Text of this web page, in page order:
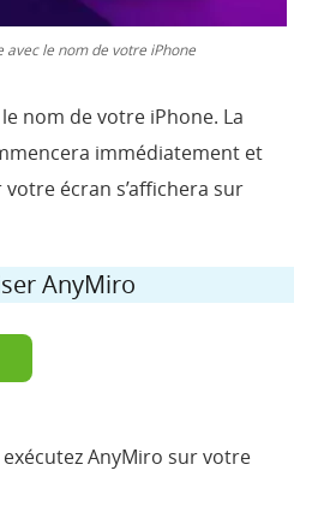
avec le nom de votre iPhone
nom de votre iPhone. La
immédiatement et
écran s’affichera sur
AnyMiro
exécutez AnyMiro sur votre